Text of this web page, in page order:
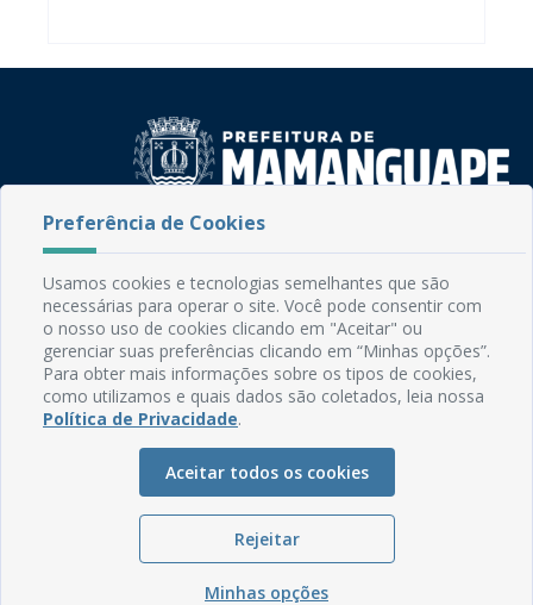
Fone: (83) 3292-2246
Email: comunicacao@mamanguape.pb.gov.br
Expediente: Segunda à Sexta, das 08h às 13h
Mapa do Site
Perguntas frequentes
Manual de Navegação
Ouvidoria
Preferência de Cookies
Usamos cookies e tecnologias semelhantes que são
necessárias para operar o site. Você pode consentir com
o nosso uso de cookies clicando em "Aceitar" ou
gerenciar suas preferências clicando em “Minhas opções”.
Para obter mais informações sobre os tipos de cookies,
como utilizamos e quais dados são coletados, leia nossa
Política de Privacidade.
Aceitar todos os cookies
Rejeitar
Minhas opções